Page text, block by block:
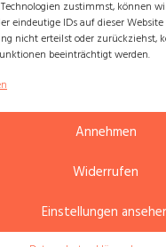
zustimmst, können
eindeutige IDs auf dieser
nicht erteilst oder zurückziehst,
beeinträchtigt werden.
Annehmen
Widerrufen
Einstellungen